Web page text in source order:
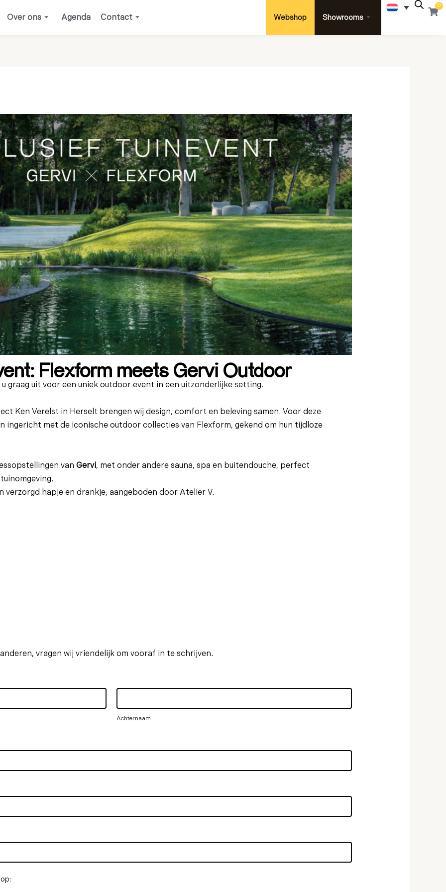
Over ons Agenda Contact Webshop Showrooms
0
Flexform meets Gervi Outdoor
graag uit voor een uniek outdoor event in een uitzonderlijke setting.
Ken Verelst in Herselt brengen wij design, comfort en beleving samen. Voor deze
ingericht met de iconische outdoor collecties van Flexform, gekend om hun tijdloze
van Gervi, met onder andere sauna, spa en buitendouche, perfect
verzorgd hapje en drankje, aangeboden door Atelier V.
vragen wij vriendelijk om vooraf in te schrijven.
Achternaam